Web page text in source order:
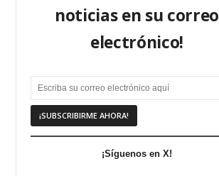
noticias en su correo
electrónico!
¡Síguenos en X!